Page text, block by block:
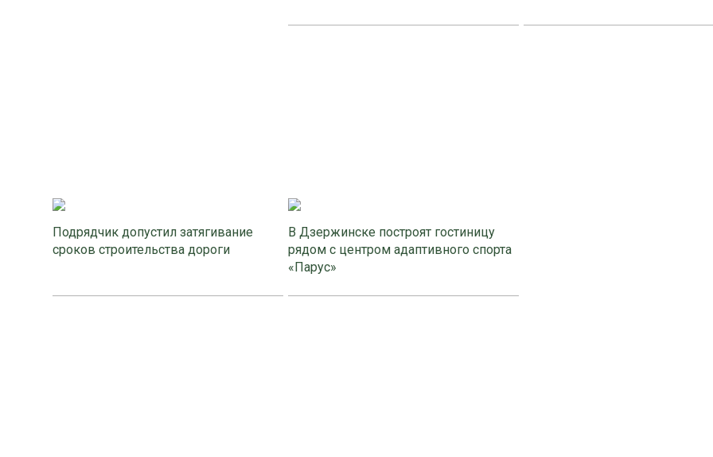
Подрядчик допустил затягивание
сроков строительства дороги
В Дзержинске построят гостиницу
рядом с центром адаптивного спорта
«Парус»